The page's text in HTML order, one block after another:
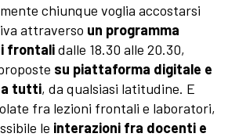
chiunque voglia accostarsi
attraverso un programma
frontalidalle 18.30 alle 20.30,
su piattaforma digitale e
a tutti, da qualsiasi latitudine. E
fra lezioni frontali e laboratori,
le interazioni fra docenti e